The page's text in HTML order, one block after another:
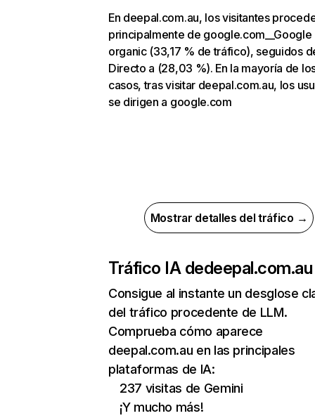
En deepal.com.au, los visitantes
principalmente de google.com__Google
organic (33,17 % de tráfico), seguidos
Directo a (28,03 %). En la mayoría de
casos, tras visitar deepal.com.au, los
se dirigen a google.com
Mostrar detalles del tráfico →
Tráfico IA dedeepal.com.au
Consigue al instante un desglose
del tráfico procedente de LLM.
Comprueba cómo aparece
deepal.com.au en las principales
plataformas de IA:
237 visitas de Gemini
¡Y mucho más!